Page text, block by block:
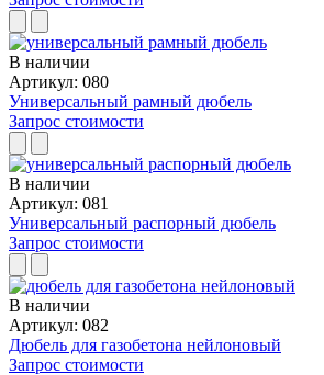
В наличии
Артикул: 080
Универсальный рамный дюбель
Запрос стоимости
В наличии
Артикул: 081
Универсальный распорный дюбель
Запрос стоимости
В наличии
Артикул: 082
Дюбель для газобетона нейлоновый
Запрос стоимости